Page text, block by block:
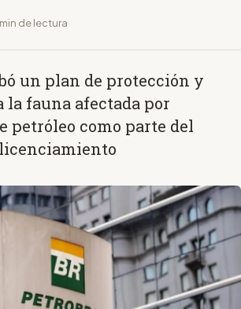
de lectura
un plan de protección y
la fauna afectada por
petróleo como parte del